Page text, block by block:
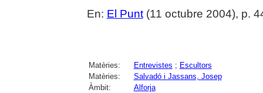
En: El Punt(11 octubre 2004), p.
Matèries: Entrevistes ; Escultors
Matèries:
Salvadó i Jassans, Josep
Àmbit:
Alforja